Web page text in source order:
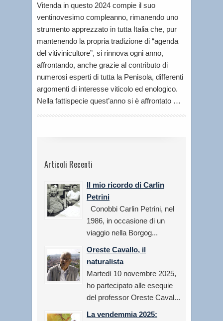
Vitenda in questo 2024 compie il suo
ventinovesimo compleanno, rimanendo uno
strumento apprezzato in tutta Italia che, pur
mantenendo la propria tradizione di “agenda
del vitivinicultore”, si rinnova ogni anno,
affrontando, anche grazie al contributo di
numerosi esperti di tutta la Penisola, differenti
argomenti di interesse viticolo ed enologico.
Nella fattispecie quest’anno si è affrontato …
Articoli Recenti
Il mio ricordo di Carlin
Petrini
Conobbi Carlin Petrini, nel
1986, in occasione di un
viaggio nella Borgog...
Oreste Cavallo, il
naturalista
Martedì 10 novembre 2025,
ho partecipato alle esequie
del professor Oreste Caval...
La vendemmia 2025: